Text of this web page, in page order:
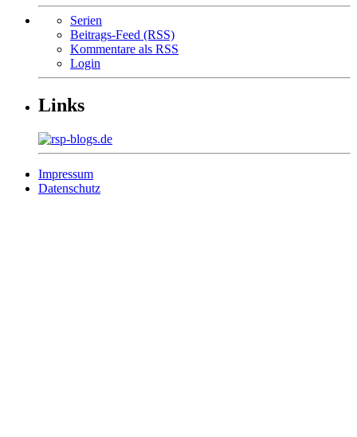
Serien
Beitrags-Feed (RSS)
Kommentare als RSS
Login
Links
Impressum
Datenschutz